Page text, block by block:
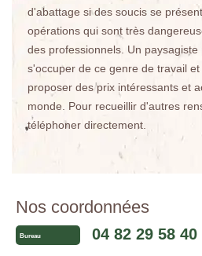
d'abattage si des soucis se
opérations qui sont très
des professionnels. Un
s'occuper de ce genre de travail
proposer des prix intéressants et
monde. Pour recueillir d'autres
téléphoner directement.
Nos coordonnées
Bureau 04 82 29 58 40